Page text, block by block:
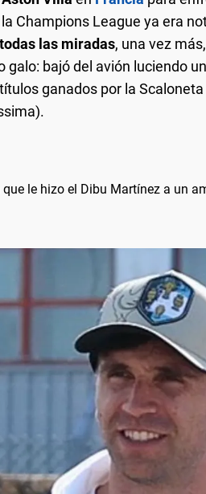
Champions League ya era
las miradas, una vez
galo: bajó del avión luciendo
ganados por la
le hizo el Dibu Martínez a un